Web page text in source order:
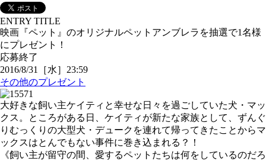
ENTRY TITLE
映画『ペット』のオリジナルペットアンブレラを抽選で1名様
にプレゼント！
応募終了
2016/8/31［水］23:59
その他のプレゼント
大好きな飼い主ケイティと幸せな日々を過ごしていた犬・マッ
クス。ところがある日、ケイティが新たな家族として、ずんぐ
りむっくりの大型犬・デュークを連れて帰ってきたことからマ
ックスはとんでもない事件に巻き込まれる？！
《飼い主が留守の間、愛するペットたちは何をしているのだろ